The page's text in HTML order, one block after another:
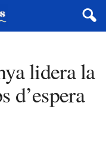
lidera la
d’espera